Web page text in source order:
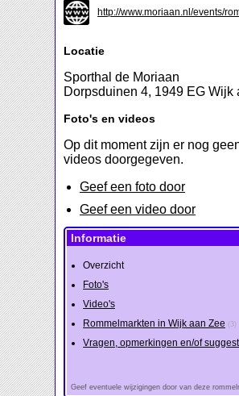
http://www.moriaan.nl/events/
Locatie
Sporthal de Moriaan
Dorpsduinen 4, 1949 EG Wijk
Foto's en videos
Op dit moment zijn er nog
videos doorgegeven.
Geef een foto door
Geef een video door
Informatie
Overzicht
Foto's
Video's
Rommelmarkten in Wijk aan Zee (3)
Vragen, opmerkingen en/of
Geef eventuele wijzigingen door van deze